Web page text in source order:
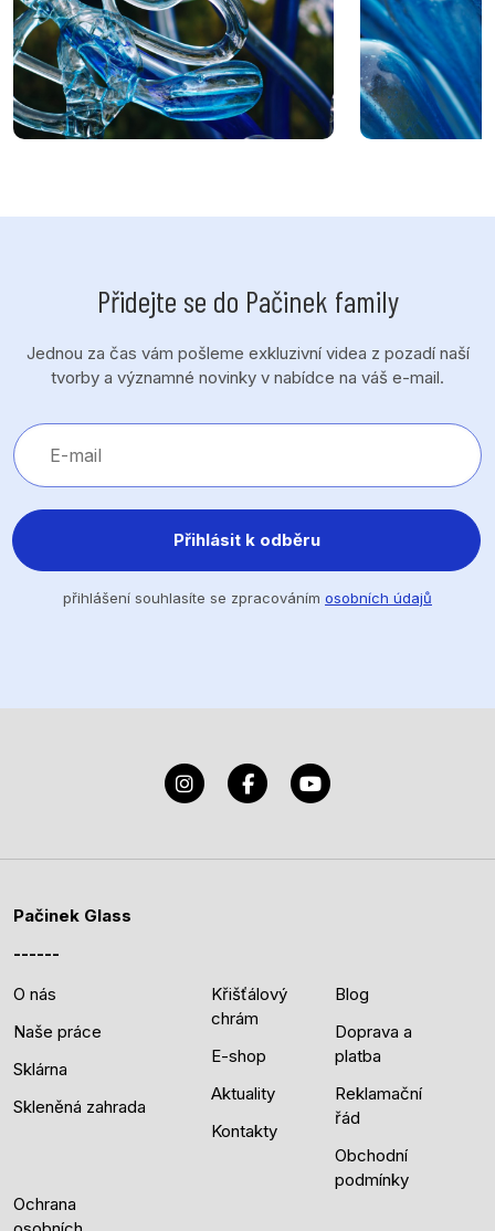
Přidejte se do Pačinek family
Jednou za čas vám pošleme exkluzivní videa z pozadí naší
tvorby a významné novinky v nabídce na váš e-mail.
Přihlásit k odběru
přihlášení souhlasíte se zpracováním osobních údajů
Pačinek Glass
O nás
Naše práce
Sklárna
Skleněná zahrada
Křišťálový
chrám
E-shop
Aktuality
Kontakty
Blog
Doprava a
platba
Reklamační
řád
Obchodní
podmínky
Ochrana